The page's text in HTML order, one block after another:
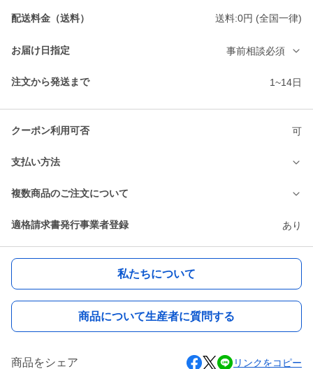
配送料金（送料） 送料:0円 (全国一律)
お届け日指定 事前相談必須
注文から発送まで 1~14日
クーポン利用可否 可
支払い方法
複数商品のご注文について
適格請求書発行事業者登録 あり
私たちについて
商品について生産者に質問する
商品をシェア リンクをコピー